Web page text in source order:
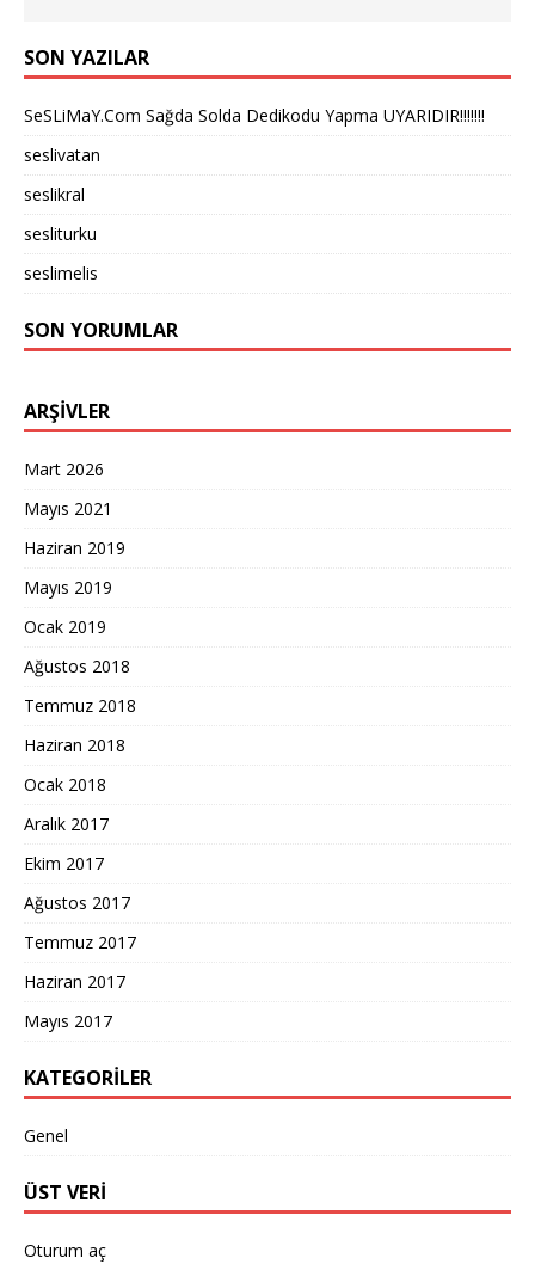
SON YAZILAR
SeSLiMaY.Com Sağda Solda Dedikodu Yapma UYARIDIR!!!!!!!
seslivatan
seslikral
sesliturku
seslimelis
SON YORUMLAR
ARŞIVLER
Mart 2026
Mayıs 2021
Haziran 2019
Mayıs 2019
Ocak 2019
Ağustos 2018
Temmuz 2018
Haziran 2018
Ocak 2018
Aralık 2017
Ekim 2017
Ağustos 2017
Temmuz 2017
Haziran 2017
Mayıs 2017
KATEGORILER
Genel
ÜST VERI
Oturum aç